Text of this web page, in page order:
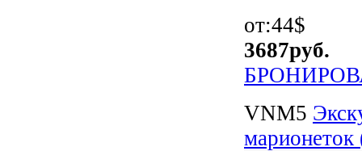
от:44$
3687руб.
VNM5
марионеток